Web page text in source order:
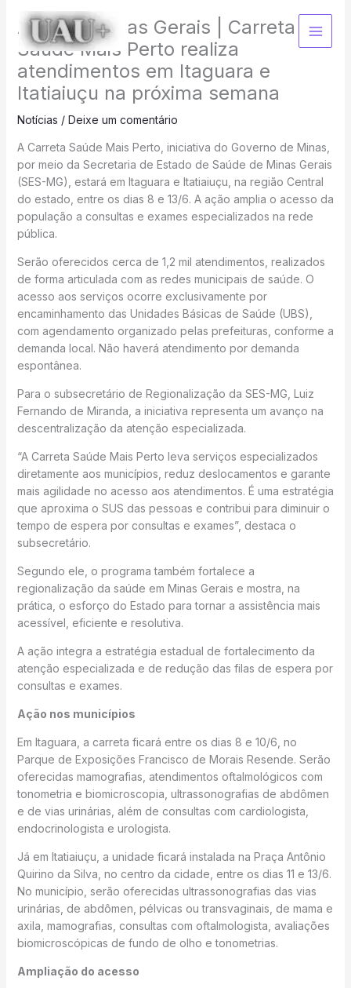
conteúdo
Agência Minas Gerais | Carreta
Saúde Mais Perto realiza
atendimentos em Itaguara e
Itatiaiuçu na próxima semana
Notícias / Deixe um comentário
A Carreta Saúde Mais Perto, iniciativa do Governo de Minas,
por meio da Secretaria de Estado de Saúde de Minas Gerais
(SES-MG), estará em Itaguara e Itatiaiuçu, na região Central
do estado, entre os dias 8 e 13/6. A ação amplia o acesso da
população a consultas e exames especializados na rede
pública.
Serão oferecidos cerca de 1,2 mil atendimentos, realizados
de forma articulada com as redes municipais de saúde. O
acesso aos serviços ocorre exclusivamente por
encaminhamento das Unidades Básicas de Saúde (UBS),
com agendamento organizado pelas prefeituras, conforme a
demanda local. Não haverá atendimento por demanda
espontânea.
Para o subsecretário de Regionalização da SES-MG, Luiz
Fernando de Miranda, a iniciativa representa um avanço na
descentralização da atenção especializada.
“A Carreta Saúde Mais Perto leva serviços especializados
diretamente aos municípios, reduz deslocamentos e garante
mais agilidade no acesso aos atendimentos. É uma estratégia
que aproxima o SUS das pessoas e contribui para diminuir o
tempo de espera por consultas e exames”, destaca o
subsecretário.
Segundo ele, o programa também fortalece a
regionalização da saúde em Minas Gerais e mostra, na
prática, o esforço do Estado para tornar a assistência mais
acessível, eficiente e resolutiva.
A ação integra a estratégia estadual de fortalecimento da
atenção especializada e de redução das filas de espera por
consultas e exames.
Ação nos municípios
Em Itaguara, a carreta ficará entre os dias 8 e 10/6, no
Parque de Exposições Francisco de Morais Resende. Serão
oferecidas mamografias, atendimentos oftalmológicos com
tonometria e biomicroscopia, ultrassonografias de abdômen
e de vias urinárias, além de consultas com cardiologista,
endocrinologista e urologista.
Já em Itatiaiuçu, a unidade ficará instalada na Praça Antônio
Quirino da Silva, no centro da cidade, entre os dias 11 e 13/6.
No município, serão oferecidas ultrassonografias das vias
urinárias, de abdômen, pélvicas ou transvaginais, de mama e
axila, mamografias, consultas com oftalmologista, avaliações
biomicroscópicas de fundo de olho e tonometrias.
Ampliação do acesso